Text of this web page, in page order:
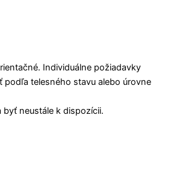
Individuálne požiadavky
podľa telesného stavu alebo úrovne
neustále k dispozícii.